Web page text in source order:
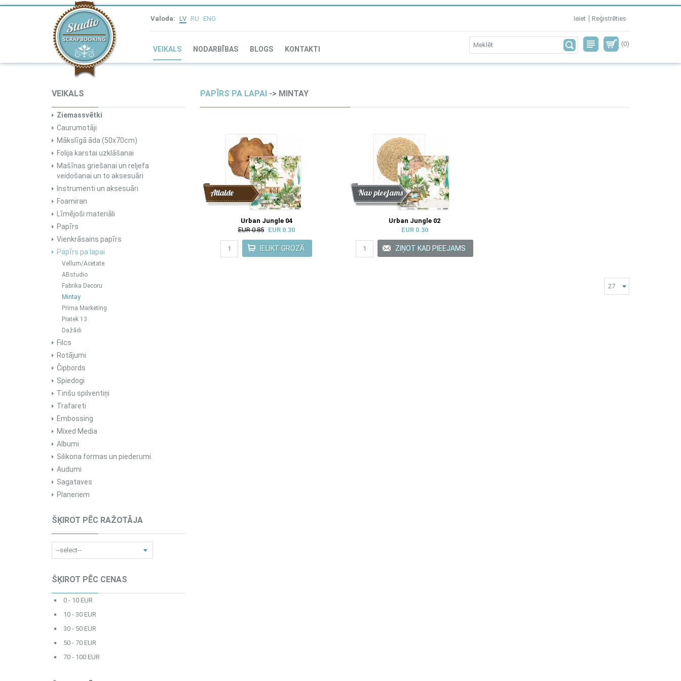
Valoda: LV RU ENG Ieiet Reģistrēties
VEIKALS NODARBĪBAS BLOGS KONTAKTI
(0)
VEIKALS
Ziemassvētki
Caurumotāji
Mākslīgā āda (50x70cm)
Folija karstai uzklāšanai
Mašīnas griešanai un reljefa
veidošanai un to aksesuāri
Instrumenti un aksesuāri
Foamiran
Līmējoši materiāli
Papīrs
Vienkrāsains papīrs
Papīrs pa lapai
Vellum/Acetate
ABstudio
Fabrika Decoru
Mintay
Prima Marketing
Piatek 13
Dažādi
Filcs
Rotājumi
Čipbords
Spiedogi
Tinšu spilventiņi
Trafareti
Embossing
Mixed Media
Albumi
Silikona formas un piederumi
Audumi
Sagataves
Planeriem
ŠĶIROT PĒC RAŽOTĀJA
ŠĶIROT PĒC CENAS
0 - 10 EUR
10 - 30 EUR
30 - 50 EUR
50 - 70 EUR
70 - 100 EUR
PAPĪRS PA LAPAI-> MINTAY
Atlaide
Urban Jungle 04
EUR 0.85
EUR 0.30
Atlaide
Jaunums
Nav pieejams
Urban Jungle 02
EUR 0.30